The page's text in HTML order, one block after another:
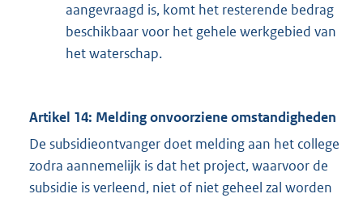
aangevraagd is, komt het resterende bedrag
beschikbaar voor het gehele werkgebied van
het waterschap.
Artikel 14: Melding onvoorziene omstandigheden
De subsidieontvanger doet melding aan het college
zodra aannemelijk is dat het project, waarvoor de
subsidie is verleend, niet of niet geheel zal worden